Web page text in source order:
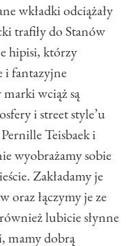
wkładki odciążały
trafiły do Stanów
hipisi, którzy
i fantazyjne
wciąż są
i street style’u
Teisbaek i
wyobrażamy sobie
Zakładamy je
oraz łączymy je ze
lubicie słynne
mamy dobrą